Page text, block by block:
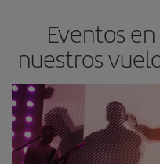
Eventos
nuestros